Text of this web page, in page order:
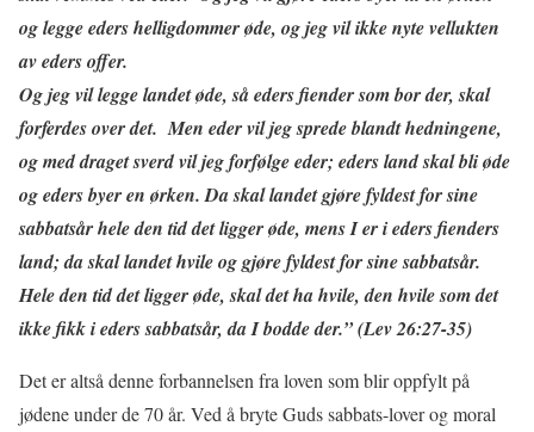
og legge eders helligdommer øde, og jeg vil ikke nyte vellukten
av eders offer.
Og jeg vil legge landet øde, så eders fiender som bor der, skal
forferdes over det. Men eder vil jeg sprede blandt hedningene,
og med draget sverd vil jeg forfølge eder; eders land skal bli øde
og eders byer en ørken. Da skal landet gjøre fyldest for sine
sabbatsår hele den tid det ligger øde, mens I er i eders fienders
land; da skal landet hvile og gjøre fyldest for sine sabbatsår.
Hele den tid det ligger øde, skal det ha hvile, den hvile som det
ikke fikk i eders sabbatsår, da I bodde der.” (Lev 26:27-35)
Det er altså denne forbannelsen fra loven som blir oppfylt på
jødene under de 70 år. Ved å bryte Guds sabbats-lover og moral